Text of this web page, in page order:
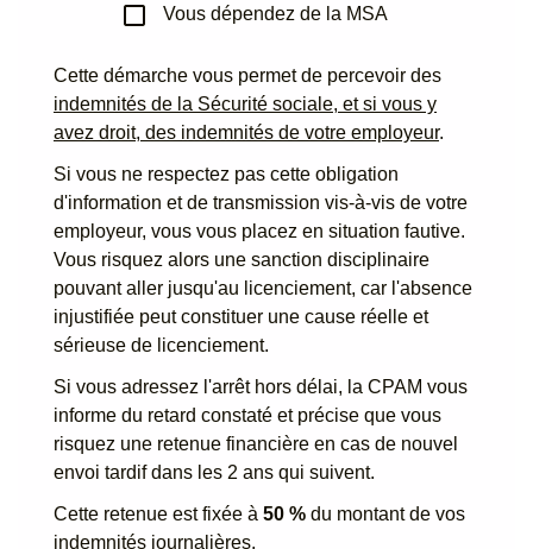
check_box_outline_blank Vous dépendez de la MSA
Cette démarche vous permet de percevoir des
indemnités de la Sécurité sociale, et si vous y
avez droit, des indemnités de votre employeur.
Si vous ne respectez pas cette obligation
d'information et de transmission vis-à-vis de votre
employeur, vous vous placez en situation fautive.
Vous risquez alors une sanction disciplinaire
pouvant aller jusqu'au licenciement, car l'absence
injustifiée peut constituer une cause réelle et
sérieuse de licenciement.
Si vous adressez l'arrêt hors délai, la CPAM vous
informe du retard constaté et précise que vous
risquez une retenue financière en cas de nouvel
envoi tardif dans les 2 ans qui suivent.
Cette retenue est fixée à 50 % du montant de vos
indemnités journalières.